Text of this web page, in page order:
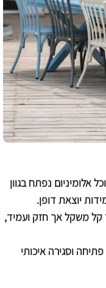
אלומיניום נפתח בגוון
יוצאת דופן.
קל משקל אך חזק ועמיד,
וסגירה איכותי